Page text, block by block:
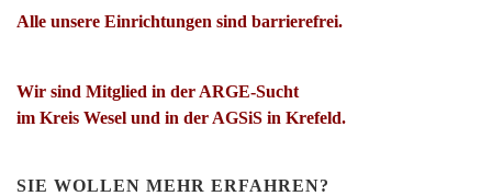
Alle unsere Einrichtungen sind barrierefrei.
Wir sind Mitglied in der ARGE-Sucht
im Kreis Wesel und in der AGSiS in Krefeld.
SIE WOLLEN MEHR ERFAHREN?